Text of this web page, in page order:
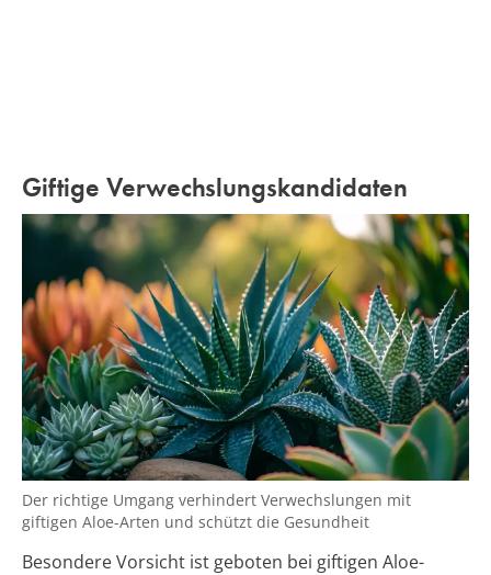
Giftige Verwechslungskandidaten
Der richtige Umgang verhindert Verwechslungen mit
giftigen Aloe-Arten und schützt die Gesundheit
Besondere Vorsicht ist geboten bei giftigen Aloe-